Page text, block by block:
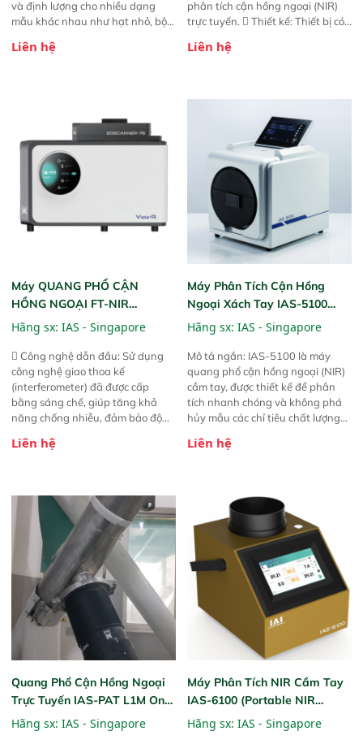
và định lượng cho nhiều dạng
mẫu khác nhau như hạt nhỏ, bột,
này cho phép bất kỳ ai cũng có
thức ăn chăn nuôi, nguyên liệu
thực phẩm, nông sản,..
Liên hệ
phân tích cận hồng ngoại (NIR)
trực tuyến.  Thiết kế: Thiết bị có
hỗ trợ tản nhiệt tăng cường và đã
năng theo dõi thông số theo thời
gian thực và trực quan hóa dữ
liệu để tăng chỉ số ROI cho doanh
Liên hệ
Máy QUANG PHỔ CẬN
HỒNG NGOẠI FT-NIR
Analyzer Vista-R
Hãng sx: IAS - Singapore
 Công nghệ dẫn đầu: Sử dụng
công nghệ giao thoa kế
(interferometer) đã được cấp
bằng sáng chế, giúp tăng khả
năng chống nhiễu, đảm bảo độ
Phạm vi ứng dụng rộng: Đáp ứng
ngành công nghiệp khác nhau. 
Độ nhạy cao: Trang bị đầu dò
InGaAs độ nhạy cao, cung cấp
phản hồi phổ tuyến tính đầy đủ,
đảm bảo độ chính xác và khả
năng lặp lại tối ưu.
Liên hệ
Máy Phân Tích Cận Hồng
Ngoại Xách Tay IAS-5100
(Portable NIR Analyzer)
Hãng sx: IAS - Singapore
Mô tả ngắn: IAS-5100 là máy
quang phổ cận hồng ngoại (NIR)
cầm tay, được thiết kế để phân
tích nhanh chóng và không phá
hủy mẫu các chỉ tiêu chất lượng
Thiết bị linh hoạt cho nhiều kịch
trực tiếp ngoài đồng ruộng.
Liên hệ
Quang Phổ Cận Hồng Ngoại
Trực Tuyến IAS-PAT L1M On-
Line NIR
Hãng sx: IAS - Singapore
Máy Phân Tích NIR Cầm Tay
IAS-6100 (Portable NIR
Analyzer)
Hãng sx: IAS - Singapore